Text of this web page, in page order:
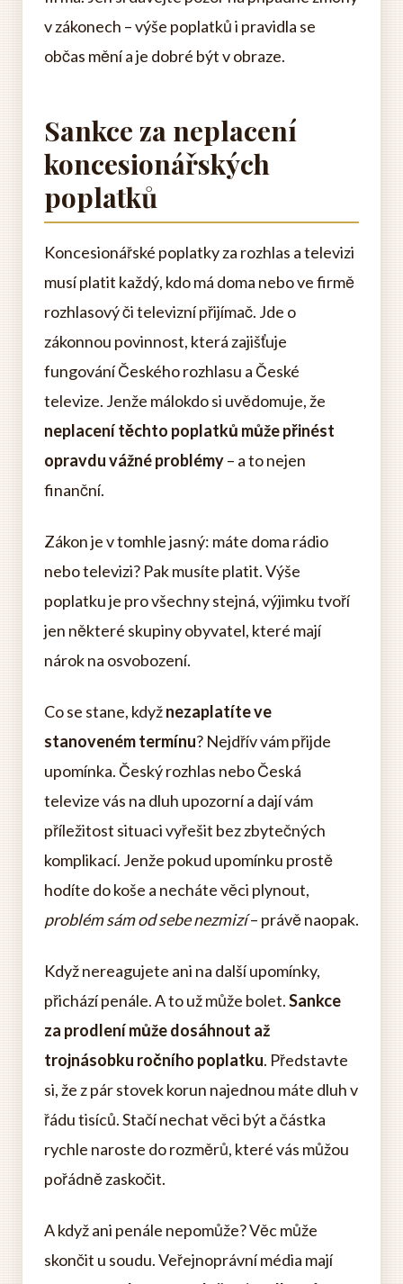
v zákonech – výše poplatků i pravidla se
občas mění a je dobré být v obraze.
Sankce za neplacení
koncesionářských
poplatků
Koncesionářské poplatky za rozhlas a televizi
musí platit každý, kdo má doma nebo ve firmě
rozhlasový či televizní přijímač. Jde o
zákonnou povinnost, která zajišťuje
fungování Českého rozhlasu a České
televize. Jenže málokdo si uvědomuje, že
neplacení těchto poplatků může přinést
opravdu vážné problémy– a to nejen
finanční.
Zákon je v tomhle jasný: máte doma rádio
nebo televizi? Pak musíte platit. Výše
poplatku je pro všechny stejná, výjimku tvoří
jen některé skupiny obyvatel, které mají
nárok na osvobození.
Co se stane, kdyžnezaplatíte ve
stanoveném termínu? Nejdřív vám přijde
upomínka. Český rozhlas nebo Česká
televize vás na dluh upozorní a dají vám
příležitost situaci vyřešit bez zbytečných
komplikací. Jenže pokud upomínku prostě
hodíte do koše a necháte věci plynout,
problém sám od sebe nezmizí– právě naopak.
Když nereagujete ani na další upomínky,
přichází penále. A to už může bolet.Sankce
za prodlení může dosáhnout až
trojnásobku ročního poplatku. Představte
si, že z pár stovek korun najednou máte dluh v
řádu tisíců. Stačí nechat věci být a částka
rychle naroste do rozměrů, které vás můžou
pořádně zaskočit.
A když ani penále nepomůže? Věc může
skončit u soudu. Veřejnoprávní média mají